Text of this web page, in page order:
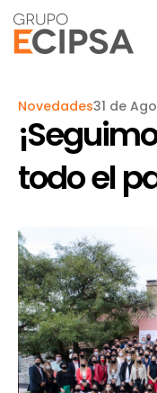
Novedades31 de
todo el